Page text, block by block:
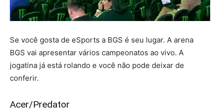
Se você gosta de eSports a BGS é seu lugar. A arena
BGS vai apresentar vários campeonatos ao vivo. A
jogatina já está rolando e você não pode deixar de
conferir.
Acer/Predator